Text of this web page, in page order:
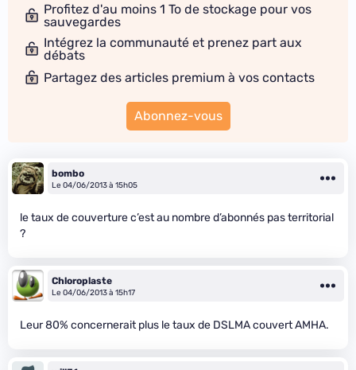
Profitez d'au moins 1 To de stockage pour vos
sauvegardes
Intégrez la communauté et prenez part aux
débats
Partagez des articles premium à vos contacts
Abonnez-vous
bombo
Le 04/06/2013 à 15h05
le taux de couverture c’est au nombre d’abonnés pas territorial
?
Chloroplaste
Le 04/06/2013 à 15h17
Leur 80% concernerait plus le taux de DSLMA couvert AMHA.